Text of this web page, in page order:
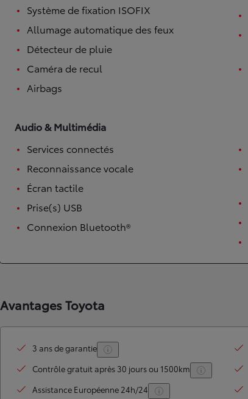
Système de fixation ISOFIX
Allumage automatique des feux
Détecteur de pluie
Caméra de recul
Airbags
Audio & Multimédia
Services connectés
Reconnaissance vocale
Écran tactile
Prise(s) USB
Connexion Bluetooth®
Avantages Toyota
3 ans de garantie
Contrôle gratuit après 30 jours ou 1500km
Assistance Européenne 24h/24